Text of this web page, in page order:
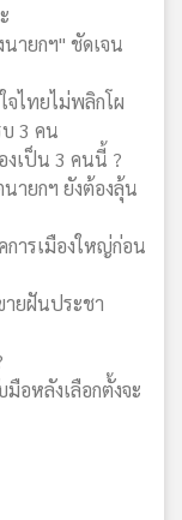
ายกฯ" ชัดเจน
ไทยไม่พลิกโผ
3 คน
งเป็น 3 คนนี้ ?
ายกฯ ยังต้องลุ้น
การเมืองใหญ่ก่อน
ายฝันประชา
อหลังเลือกตั้งจะ